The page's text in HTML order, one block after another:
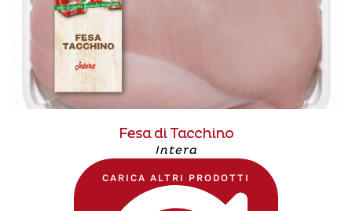
Fesa di Tacchino
Intera
CARICA ALTRI PRODOTTI